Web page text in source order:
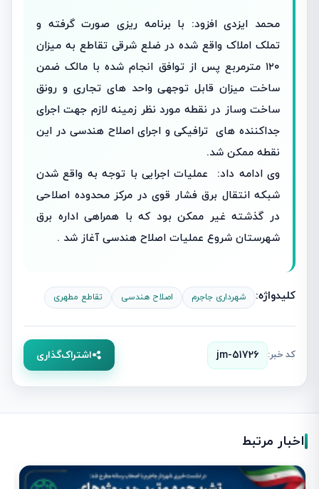
محمد ایزدی افزود: با برنامه ریزی صورت گرفته و
تملک املاک واقع شده در ضلع شرقی تقاطع به میزان
۱۲۰ مترمربع پس از توافق انجام شده با مالک ضمن
ساخت میزان قابل توجهی واحد های تجاری و رونق
ساخت وساز در نقطه مورد نظر زمینه لازم جهت اجرای
جداکننده های ترافیکی و اجرای اصلاح هندسی در این
نقطه ممکن شد.
وی ادامه داد: عملیات اجرایی با توجه به واقع شدن
شبکه انتقال برق فشار قوی در مرکز محدوده اصلاحی
در گذشته غیر ممکن بود که با همراهی اداره برق
شهرستان شروع عملیات اصلاح هندسی آغاز شد .
کلیدواژه: شهرداری جاجرم اصلاح هندسی تقاطع مطهری
کد خبر: jm-51726 اشتراک‌گذاری
اخبار مرتبط